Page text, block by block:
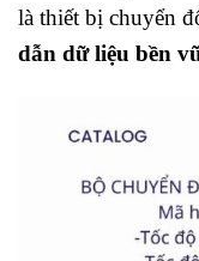
là thiết bị chuyển
dẫn dữ liệu bền